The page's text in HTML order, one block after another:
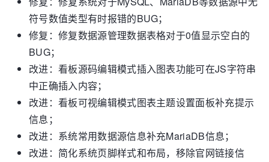
符号数值类型有时报错的BUG；
修复：修复数据源管理数据表格对于0值显示空白的
BUG；
改进：看板源码编辑模式插入图表功能可在JS字符串
中正确插入内容；
改进：看板可视编辑模式图表主题设置面板补充提示
信息；
改进：系统常用数据源信息补充MariaDB信息；
改进：简化系统页脚样式和布局，移除官网链接信